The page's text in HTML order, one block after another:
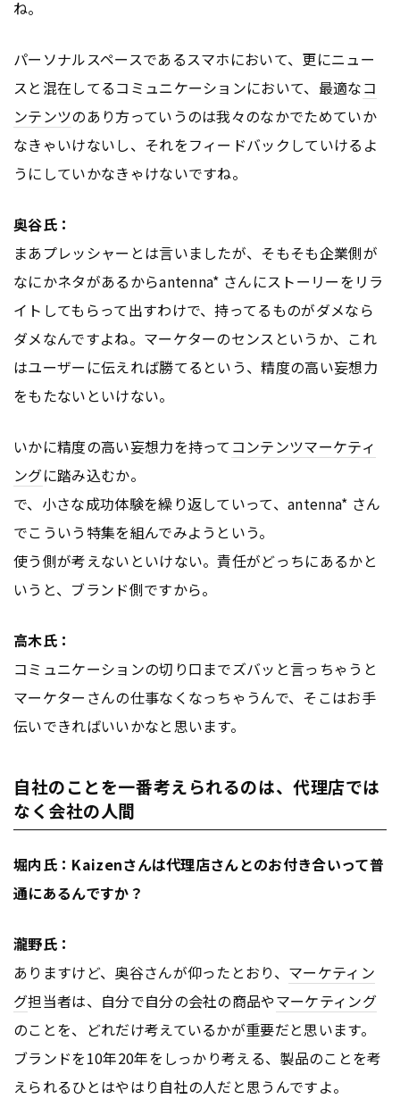
ね。
パーソナルスペースであるスマホにおいて、更にニュー
スと混在してるコミュニケーションにおいて、最適なコ
ンテンツのあり方っていうのは我々のなかでためていか
なきゃいけないし、それをフィードバックしていけるよ
うにしていかなきゃけないですね。
奥谷氏：
まあプレッシャーとは言いましたが、そもそも企業側が
なにかネタがあるからantenna* さんにストーリーをリラ
イトしてもらって出すわけで、持ってるものがダメなら
ダメなんですよね。マーケターのセンスというか、これ
はユーザーに伝えれば勝てるという、精度の高い妄想力
をもたないといけない。
いかに精度の高い妄想力を持って コンテンツマーケティ
ングに踏み込むか。
で、小さな成功体験を繰り返していって、antenna* さん
でこういう特集を組んでみようという。
使う側が考えないといけない。責任がどっちにあるかと
いうと、ブランド側ですから。
高木氏：
コミュニケーションの切り口までズバッと言っちゃうと
マーケターさんの仕事なくなっちゃうんで、そこはお手
伝いできればいいかなと思います。
自社のことを一番考えられるのは、代理店では
なく会社の人間
堀内氏：Kaizenさんは代理店さんとのお付き合いって普
通にあるんですか？
瀧野氏：
ありますけど、奥谷さんが仰ったとおり、 マーケティン
グ担当者は、自分で自分の会社の商品やマーケティング
のことを、どれだけ考えているかが重要だと思います。
ブランドを10年20年をしっかり考える、製品のことを考
えられるひとはやはり自社の人だと思うんですよ。